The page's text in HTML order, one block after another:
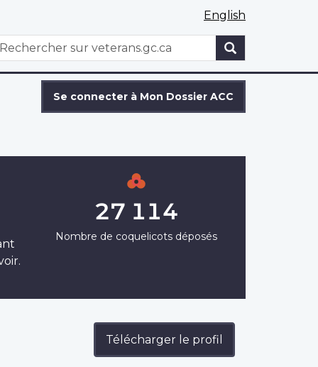
English
WxT
Se connecter à Mon Dossier ACC
27 114
Nombre de coquelicots déposés
Télécharger le profil